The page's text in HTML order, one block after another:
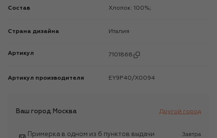
Состав Хлопок: 100%;
Страна дизайна Италия
Артикул 7101868
Артикул производителя EY9P40/X0094
Ваш город Москва Другой город
Примерка в одном из 6 пунктов выдачи
Завтра